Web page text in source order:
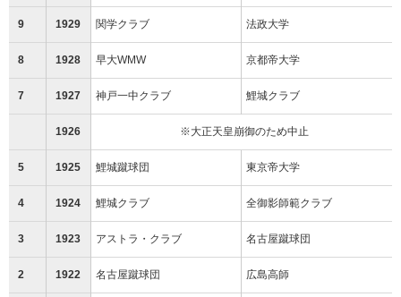
9 1929 関学クラブ 法政大学
8 1928 早大WMW 京都帝大学
7 1927 神戸一中クラブ 鯉城クラブ
1926 ※大正天皇崩御のため中止
5 1925 鯉城蹴球団 東京帝大学
4 1924 鯉城クラブ 全御影師範クラブ
3 1923 アストラ・クラブ 名古屋蹴球団
2 1922 名古屋蹴球団 広島高師